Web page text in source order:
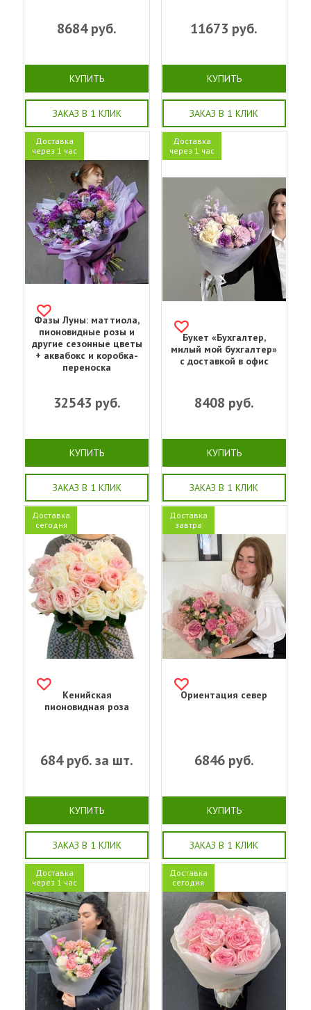
8684руб.
КУПИТЬ
ЗАКАЗ В 1 КЛИК
11673 руб.
КУПИТЬ
ЗАКАЗ В 1 КЛИК
Доставка
через 1 час
Фазы Луны: маттиола,
пионовидные розы и
другие сезонные цветы
+ аквабокс и коробка-
переноска
32543 руб.
КУПИТЬ
ЗАКАЗ В 1 КЛИК
Доставка
через 1 час
Букет «Бухгалтер,
милый мой бухгалтер»
с доставкой в офис
8408 руб.
КУПИТЬ
ЗАКАЗ В 1 КЛИК
Доставка
сегодня
Кенийская
пионовидная роза
684руб. за шт.
КУПИТЬ
ЗАКАЗ В 1 КЛИК
Доставка
завтра
Ориентация север
6846руб.
КУПИТЬ
ЗАКАЗ В 1 КЛИК
Доставка
через 1 час
Доставка
сегодня